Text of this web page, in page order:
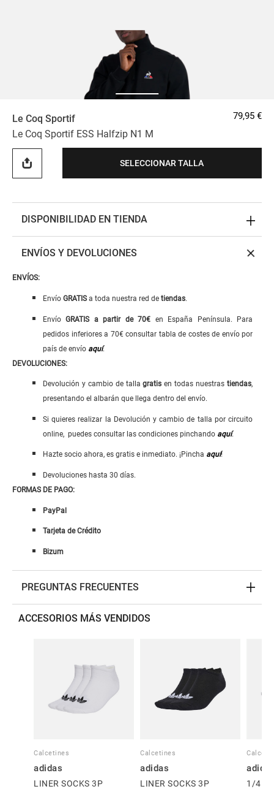
Le Coq Sportif
Le Coq Sportif ESS Halfzip N1 M
79,95 €
SELECCIONAR TALLA
DISPONIBILIDAD EN TIENDA
ENVÍOS Y DEVOLUCIONES
ENVÍOS:
Envío GRATISa toda nuestra red de tiendas.
EnvíoGRATISapartir de 70€ en España Península. Para
pedidos inferiores a 70€ consultar tabla de costes de envío por
país de envío aquí.
DEVOLUCIONES:
Devolución y cambio de tallagratisen todas nuestrastiendas,
presentando el albarán que llega dentro del envío.
Si quieres realizar la Devolución y cambio de talla por circuito
online, puedes consultar las condiciones pinchando aquí.
Hazte socio ahora, es gratis e inmediato. ¡Pincha aquí!
Devoluciones hasta 30 días.
FORMAS DE PAGO:
PayPal
Tarjeta de Crédito
Bizum
PREGUNTAS FRECUENTES
ACCESORIOS MÁS VENDIDOS
Calcetines
adidas
LINER SOCKS 3P
Calcetines
adidas
LINER SOCKS 3P 1/4